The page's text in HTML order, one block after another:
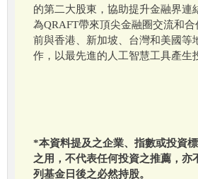
的第二大股東，協助提升金融界連
為QRAFT帶來頂尖金融圈交流和合
前與香港、新加坡、台灣和美國等
作，以最先進的人工智慧工具產生
*本資料提及之企業、指數或投資
之用，不代表任何投資之推薦，亦
列基金日後之必然持股。